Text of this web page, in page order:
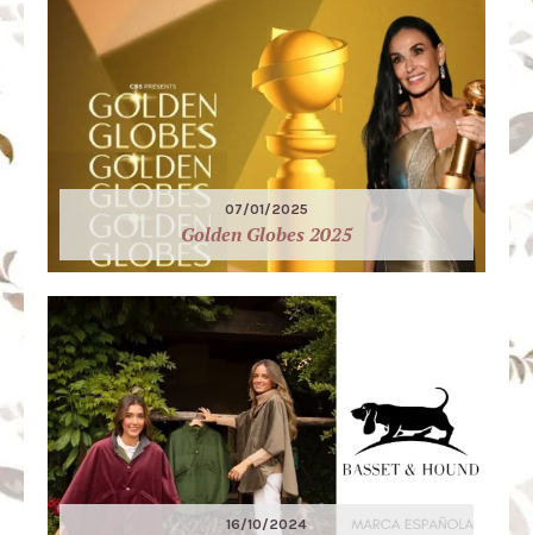
07/01/2025
Golden Globes 2025
16/10/2024